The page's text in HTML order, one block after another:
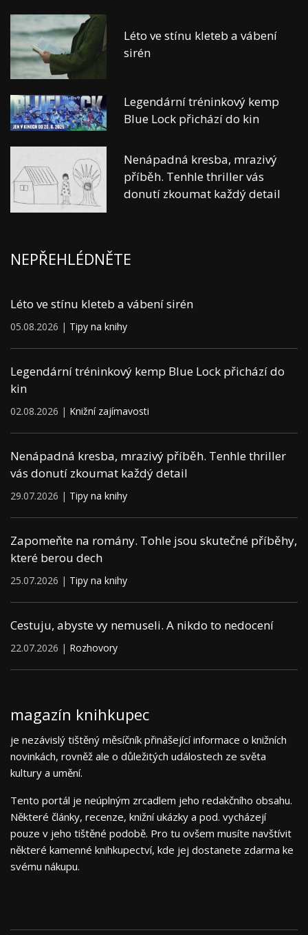
Léto ve stínu kleteb a vábení
sirén
Legendární tréninkový kemp
Blue Lock přichází do kin
Nenápadná kresba, mrazivý
příběh. Tenhle thriller vás
donutí zkoumat každý detail
NEPŘEHLÉDNĚTE
Léto ve stínu kleteb a vábení sirén
05.08.2026 | Tipy na knihy
Legendární tréninkový kemp Blue Lock přichází do
kin
02.08.2026 | Knižní zajímavosti
Nenápadná kresba, mrazivý příběh. Tenhle thriller
vás donutí zkoumat každý detail
29.07.2026 | Tipy na knihy
Zapomeňte na romány. Tohle jsou skutečné příběhy,
které berou dech
25.07.2026 | Tipy na knihy
Cestuju, abyste vy nemuseli. A nikdo to nedocení
22.07.2026 | Rozhovory
magazín knihkupec
je nezávislý tištěný měsíčník přinášející informace o knižních
novinkách, rovněž ale o důležitých událostech ze světa
kultury a umění.
Tento portál je neúplným zrcadlem jeho redakčního obsahu.
Některé články, recenze, knižní ukázky a pod. vycházejí
pouze v jeho tištěné podobě. Pro tu ovšem musíte navštívit
některé kamenné knihkupectví, kde jej dostanete zdarma ke
svému nákupu.